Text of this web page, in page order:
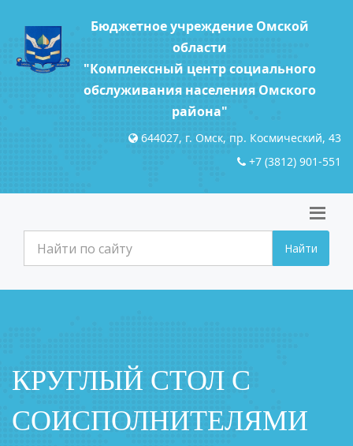
Бюджетное учреждение Омской
области
"Комплексный центр социального
обслуживания населения Омского
района"
644027, г. Омск, пр. Космический, 43
+7 (3812) 901-551
Найти
КРУГЛЫЙ СТОЛ С
СОИСПОЛНИТЕЛЯМИ